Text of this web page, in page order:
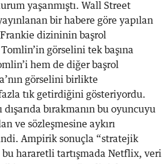
yaşanmıştı. Wall Street
bir habere göre yapılan
dizininin başrol
görselini tek başına
hem de diğer başrol
görselini birlikte
tık getirdiğini gösteriyordu.
dışarıda bırakmanın bu oyuncuyu
ve sözleşmesine aykırı
Ampirik sonuçla “stratejik
bu hararetli tartışmada Netflix, veri